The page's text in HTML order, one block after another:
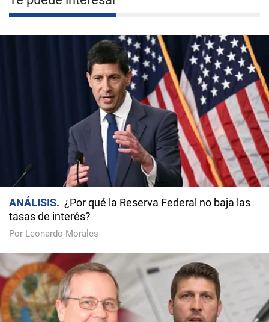
ANÁLISIS
¿Por qué la Reserva Federal no baja las
tasas de interés?
Por Leonardo Morales